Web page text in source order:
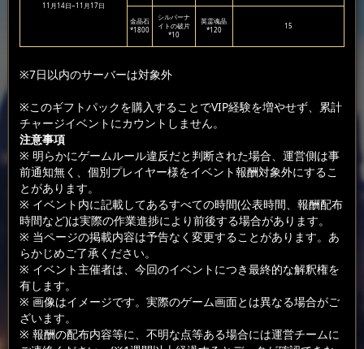
11月14日~11月17日
金晶石
*1800
シルバーナ
イトの破片
*10
英霊魂晶
*120
15
※7日以内のサーバーは対象外
※このギフトパックを購入することでVIP経験を増やせず、累計
チャージイベントにカウントしません。
注意事項
※ 明らかにゲームルール違反だと判断された場合、運営側は事
前通知無く、個別プレイヤー様をイベント報酬対象外にするこ
とがあります。
※ イベント内に記載してあるすべての時間(公表時間、報酬配布
時間など)は実際の作業進捗により前後する場合があります。
※ 当ページの掲載内容は予告なく変更することがあります。あ
らかじめご了承ください。
※ イベント主催者は、今回のイベントにつき最終的な解釈権を
有します。
※ 画像はイメージです。実際のゲーム画面とは異なる場合がご
ざいます。
※ 報酬の配布内容等に、不明な点等ある場合には運営チームに